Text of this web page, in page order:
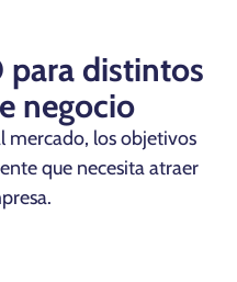
para distintos
negocio
mercado, los objetivos
que necesita atraer